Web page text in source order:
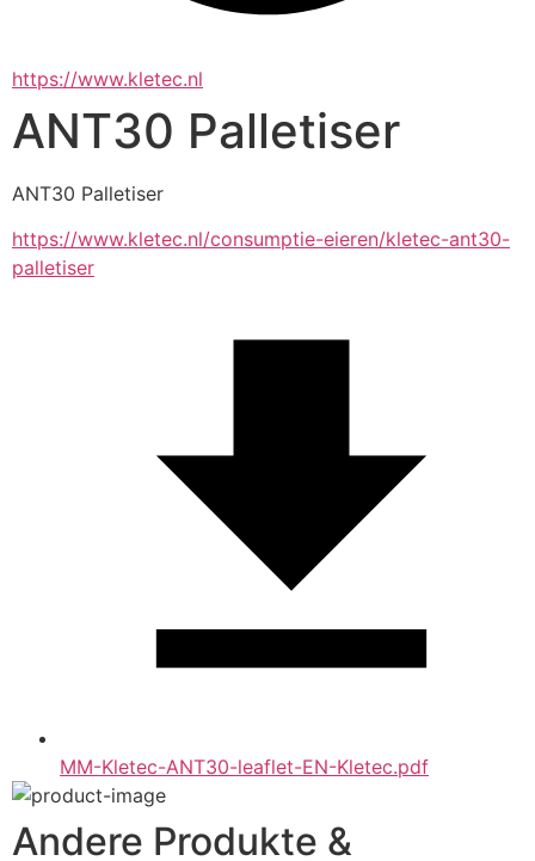
https://www.kletec.nl
ANT30 Palletiser
ANT30 Palletiser
https://www.kletec.nl/consumptie-eieren/kletec-ant30-
palletiser
MM-Kletec-ANT30-leaflet-EN-Kletec.pdf
Andere Produkte &